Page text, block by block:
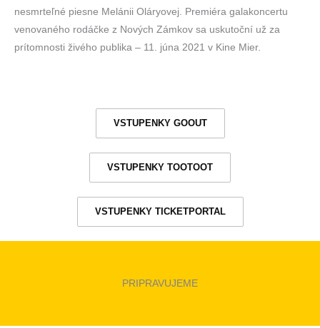
nesmrteľné piesne Melánii Oláryovej. Premiéra galakoncertu
venovaného rodáčke z Nových Zámkov sa uskutoční už za
prítomnosti živého publika – 11. júna 2021 v Kine Mier.
VSTUPENKY GOOUT
VSTUPENKY TOOTOOT
VSTUPENKY TICKETPORTAL
PRIPRAVUJEME